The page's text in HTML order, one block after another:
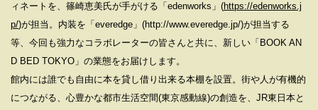
ィネートを、篠崎恵美氏が手がける「edenworks」(https://edenworks.j
p/)が担当。内装を「everedge」(http://www.everedge.jp/)が担当する
等、今回も強力なコラボレーターの皆さんと共に、新しい「BOOK AN
D BED TOKYO」の業態をお届けします。
館内には誰でも自由に本を貸し借り出来る本棚を設置。街や人が有機的
につながる、心豊かな都市生活空間(東京感動線)の創造を、JR東日本と